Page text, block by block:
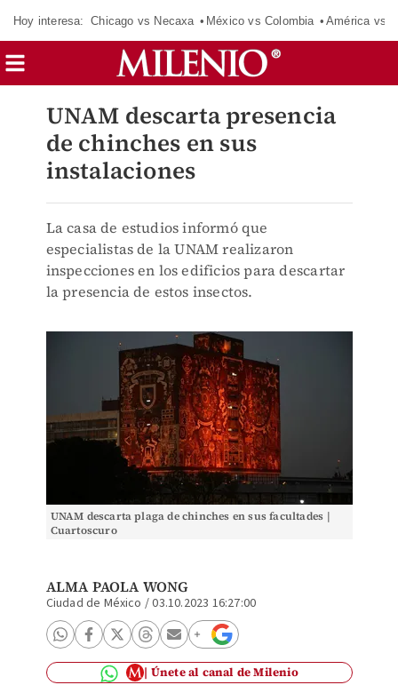
Hoy interesa: Chicago vs Necaxa México vs Colombia América vs
UNAM descarta presencia
de chinches en sus
instalaciones
La casa de estudios informó que
especialistas de la UNAM realizaron
inspecciones en los edificios para descartar
la presencia de estos insectos.
UNAM descarta plaga de chinches en sus facultades |
Cuartoscuro
ALMA PAOLA WONG
Ciudad de México /03.10.2023 16:27:00
Únete al canal de Milenio